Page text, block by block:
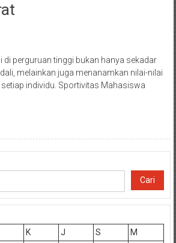
di perguruan tinggi bukan hanya sekadar
melainkan juga menanamkan nilai-nilai
individu. Sportivitas Mahasiswa
Cari
K J S
M